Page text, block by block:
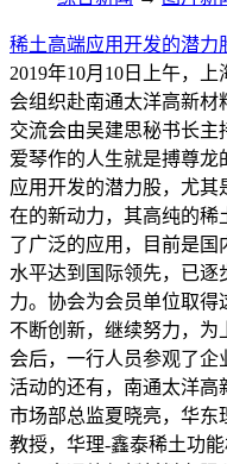
稀土高端应用开发的潜
2019年10月10日上午，
会组织赴南通太洋高新材
交流会由吴建思秘书长主
爱琴作的人生就是搏尊
应用开发的潜力股，尤
在的新动力，其高纯的稀
了广泛的应用，目前是
水平达到国际领先，已
力。协会为会员单位取得
不断创新，继续努力，为
会后，一行人员参观了企
活动的还有，南通太洋高
市场部总监夏晓亮，华东
教授，华理-鑫泰稀土功